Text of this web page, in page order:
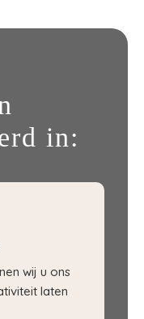
in:
wij u ons
laten